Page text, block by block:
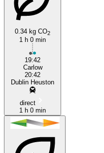
0.34 kg CO2
1 h 0 min
19:42
Carlow
20:42
Dublin Heuston
direct
1 h 0 min